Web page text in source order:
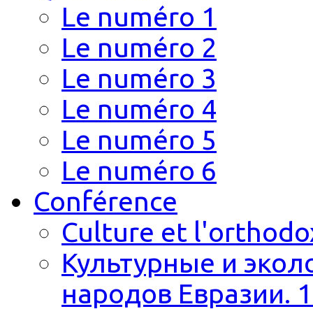
Le numéro 1
Le numéro 2
Le numéro 3
Le numéro 4
Le numéro 5
Le numéro 6
Conférence
Culture et
Культурные и
народов Евразии.